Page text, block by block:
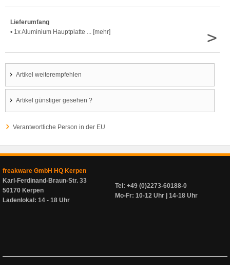
Lieferumfang
• 1x Aluminium Hauptplatte ... [mehr]
>
Artikel weiterempfehlen
Artikel günstiger gesehen ?
Verantwortliche Person in der EU
freakware GmbH HQ Kerpen
Karl-Ferdinand-Braun-Str. 33
50170 Kerpen
Ladenlokal: 14 - 18 Uhr
Tel: +49 (0)2273-60188-0
Mo-Fr: 10-12 Uhr | 14-18 Uhr